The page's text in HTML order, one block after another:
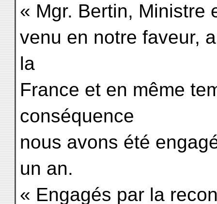
« Mgr. Bertin, Ministre
venu en notre faveur,
la
France et en même
conséquence
nous avons été
un an.
« Engagés par la